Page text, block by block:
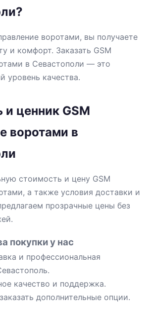
воротами, вы получаете
и комфорт. Заказать GSM
в Севастополи — это
уровень качества.
ценник GSM
воротами в
стоимость и цену GSM
а также условия доставки и
прозрачные цены без
покупки у нас
и профессиональная
качество и поддержка.
дополнительные опции.